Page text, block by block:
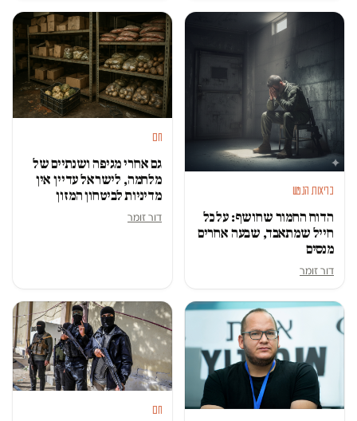
בריאות הנפש
הדוח החמור שחושף: על כל
חייל שמתאבד, שבעה אחרים
מנסים
דור זומר
חם
גם אחרי מגיפה ושנתיים של
מלחמה, לישראל עדיין אין
מדיניות לביטחון המזון
דור זומר
חם